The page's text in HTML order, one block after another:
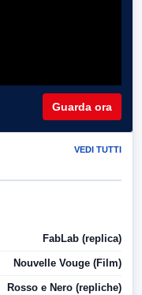
Guarda ora
VEDI TUTTI
FabLab (replica)
Nouvelle Vouge (Film)
Rosso e Nero (repliche)